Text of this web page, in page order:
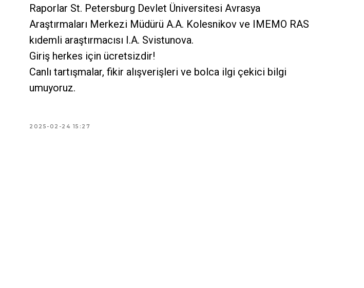
Raporlar St. Petersburg Devlet Üniversitesi Avrasya
Araştırmaları Merkezi Müdürü A.A. Kolesnikov ve IMEMO RAS
kıdemli araştırmacısı I.A. Svistunova.
Giriş herkes için ücretsizdir!
Canlı tartışmalar, fikir alışverişleri ve bolca ilgi çekici bilgi
umuyoruz.
2025-02-24 15:27